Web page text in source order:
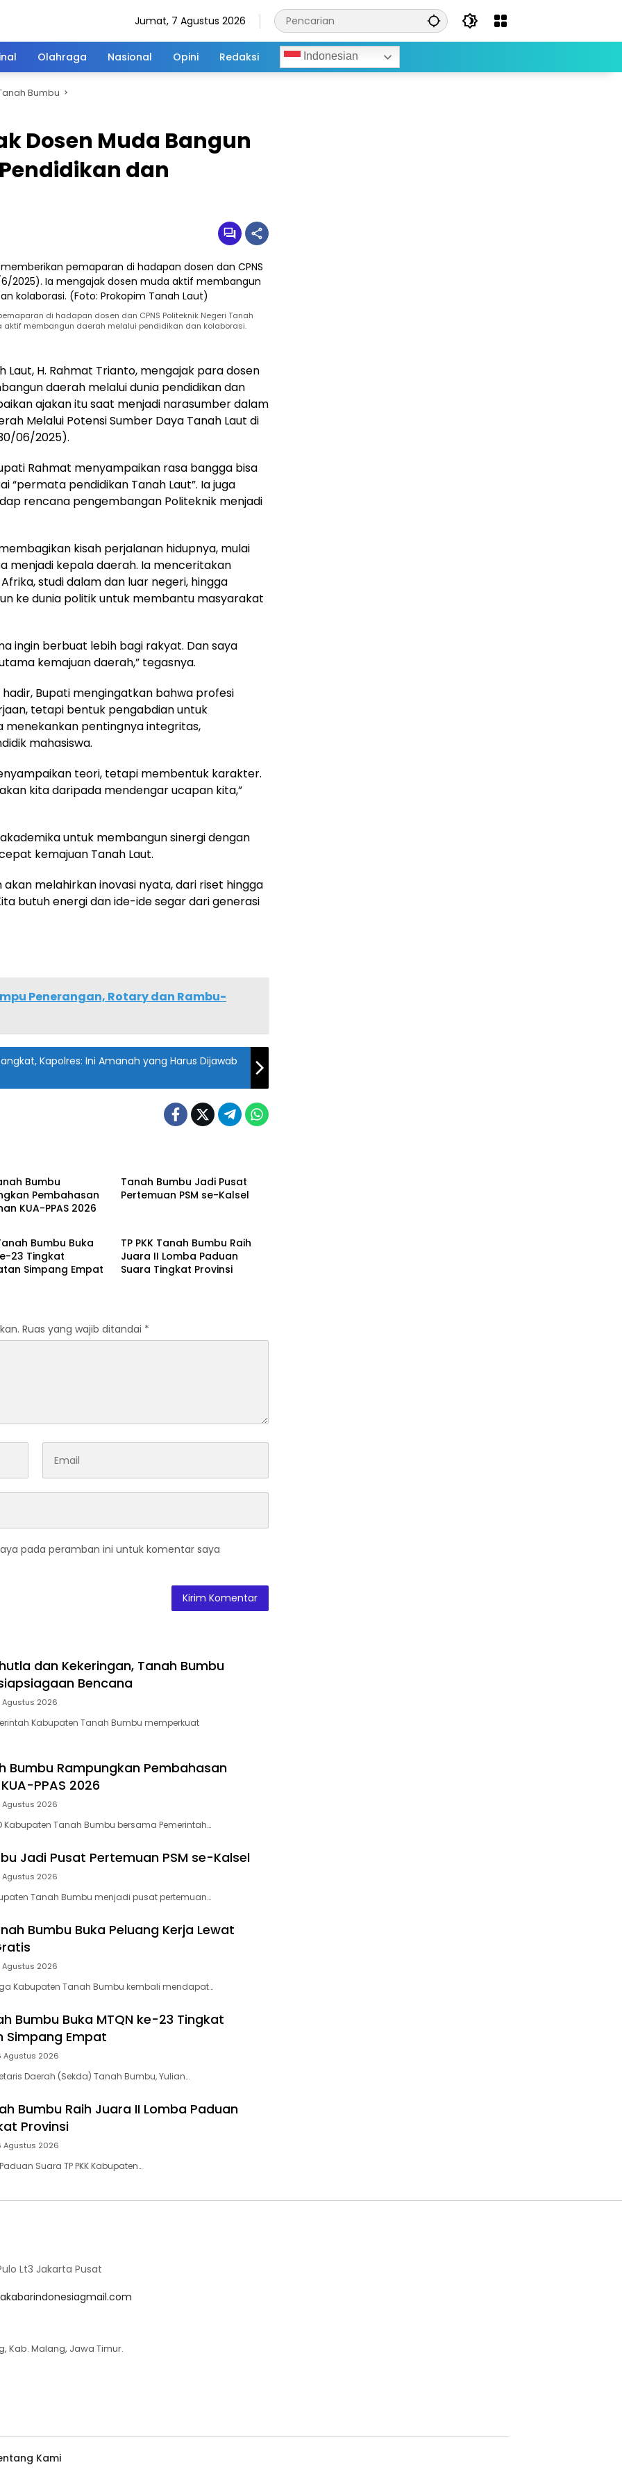
Jumat, 7 Agustus 2026
Olahraga Nasional Opini Redaksi Indonesian
Bumbu
Dosen Muda Bangun
dan
di hadapan dosen dan CPNS Politeknik Negeri Tanah
membangun daerah melalui pendidikan dan kolaborasi.
Laut, H. Rahmat Trianto, mengajak para dosen
daerah melalui dunia pendidikan dan
ajakan itu saat menjadi narasumber dalam
Melalui Potensi Sumber Daya Tanah Laut di
06/2025).
Rahmat menyampaikan rasa bangga bisa
“permata pendidikan Tanah Laut”. Ia juga
rencana pengembangan Politeknik menjadi
kisah perjalanan hidupnya, mulai
menjadi kepala daerah. Ia menceritakan
studi dalam dan luar negeri, hingga
ke dunia politik untuk membantu masyarakat
ingin berbuat lebih bagi rakyat. Dan saya
kemajuan daerah,” tegasnya.
hadir, Bupati mengingatkan bahwa profesi
tetapi bentuk pengabdian untuk
menekankan pentingnya integritas,
mahasiswa.
teori, tetapi membentuk karakter.
kita daripada mendengar ucapan kita,”
untuk membangun sinergi dengan
kemajuan Tanah Laut.
melahirkan inovasi nyata, dari riset hingga
butuh energi dan ide-ide segar dari generasi
Penerangan, Rotary dan Rambu-
Kapolres: Ini Amanah yang Harus Dijawab
Bumbu
Pembahasan
KUA-PPAS 2026
Tanah Bumbu Jadi Pusat
Pertemuan PSM se-Kalsel
Bumbu Buka
23 Tingkat
Simpang Empat
TP PKK Tanah Bumbu Raih
Juara II Lomba Paduan
Suara Tingkat Provinsi
Ruas yang wajib ditandai *
pada peramban ini untuk komentar saya
dan Kekeringan, Tanah Bumbu
Bencana
Agustus 2026
Kabupaten Tanah Bumbu memperkuat
Bumbu Rampungkan Pembahasan
PPAS 2026
Agustus 2026
Kabupaten Tanah Bumbu bersama Pemerintah…
Jadi Pusat Pertemuan PSM se-Kalsel
Agustus 2026
Tanah Bumbu menjadi pusat pertemuan…
Bumbu Buka Peluang Kerja Lewat
Agustus 2026
Kabupaten Tanah Bumbu kembali mendapat…
Bumbu Buka MTQN ke-23 Tingkat
Simpang Empat
Agustus 2026
Daerah (Sekda) Tanah Bumbu, Yulian…
Bumbu Raih Juara II Lomba Paduan
Provinsi
Agustus 2026
Suara TP PKK Kabupaten…
Lt3 Jakarta Pusat
Kab. Malang, Jawa Timur.
Kami